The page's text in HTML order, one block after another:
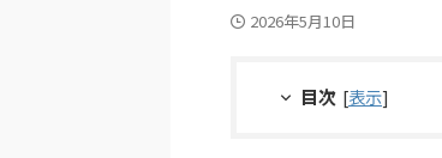
2026年5月10日
目次 [表示]